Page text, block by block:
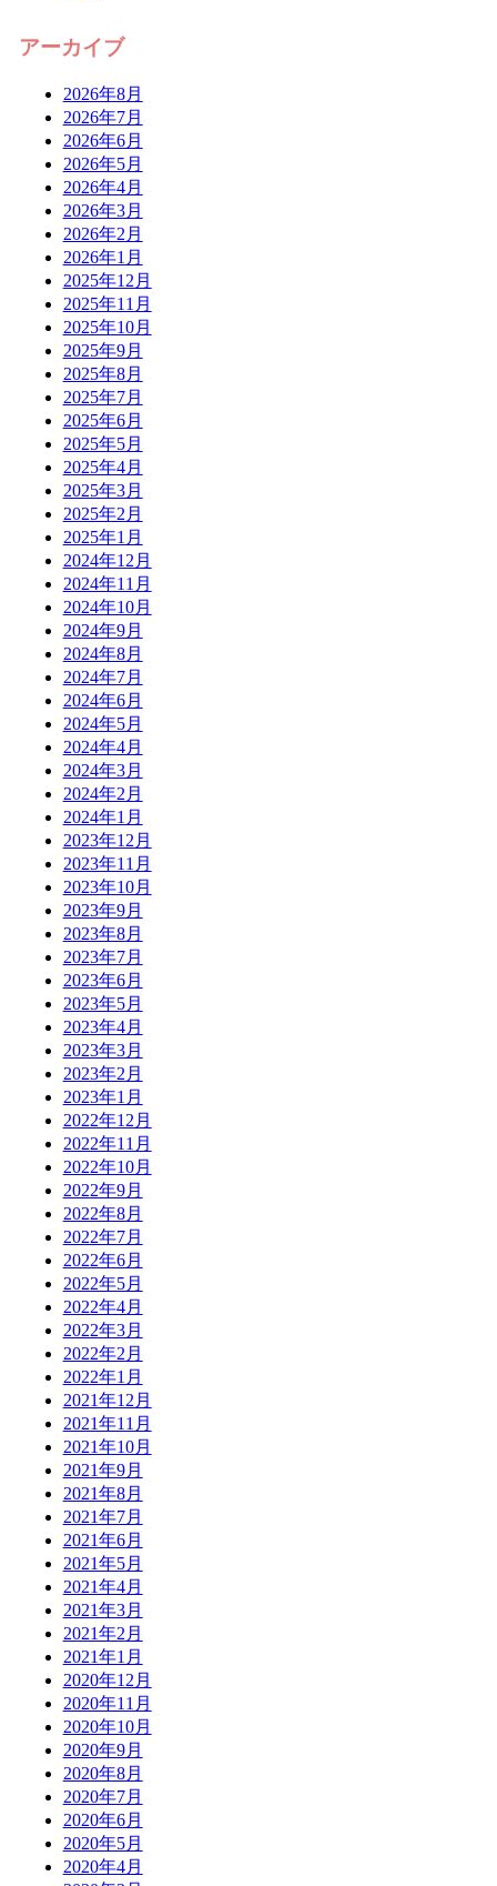
アーカイブ
2026年8月
2026年7月
2026年6月
2026年5月
2026年4月
2026年3月
2026年2月
2026年1月
2025年12月
2025年11月
2025年10月
2025年9月
2025年8月
2025年7月
2025年6月
2025年5月
2025年4月
2025年3月
2025年2月
2025年1月
2024年12月
2024年11月
2024年10月
2024年9月
2024年8月
2024年7月
2024年6月
2024年5月
2024年4月
2024年3月
2024年2月
2024年1月
2023年12月
2023年11月
2023年10月
2023年9月
2023年8月
2023年7月
2023年6月
2023年5月
2023年4月
2023年3月
2023年2月
2023年1月
2022年12月
2022年11月
2022年10月
2022年9月
2022年8月
2022年7月
2022年6月
2022年5月
2022年4月
2022年3月
2022年2月
2022年1月
2021年12月
2021年11月
2021年10月
2021年9月
2021年8月
2021年7月
2021年6月
2021年5月
2021年4月
2021年3月
2021年2月
2021年1月
2020年12月
2020年11月
2020年10月
2020年9月
2020年8月
2020年7月
2020年6月
2020年5月
2020年4月